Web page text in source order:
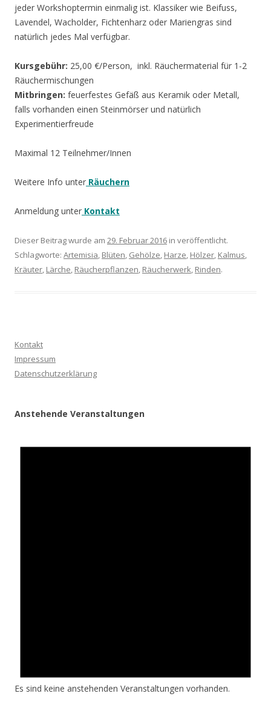
jeder Workshoptermin einmalig ist. Klassiker wie Beifuss,
Lavendel, Wacholder, Fichtenharz oder Mariengras sind
natürlich jedes Mal verfügbar.
Kursgebühr: 25,00 €/Person, inkl. Räuchermaterial für 1-2
Räuchermischungen
Mitbringen: feuerfestes Gefäß aus Keramik oder Metall,
falls vorhanden einen Steinmörser und natürlich
Experimentierfreude
Maximal 12 Teilnehmer/Innen
Weitere Info unter Räuchern
Anmeldung unter Kontakt
Dieser Beitrag wurde am 29. Februar 2016 in veröffentlicht.
Schlagworte: Artemisia, Blüten, Gehölze, Harze, Hölzer, Kalmus,
Kräuter, Lärche, Räucherpflanzen, Räucherwerk, Rinden.
Kontakt
Impressum
Datenschutzerklärung
Anstehende Veranstaltungen
Es sind keine anstehenden Veranstaltungen vorhanden.